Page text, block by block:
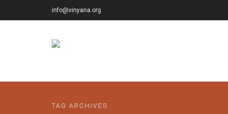
info@vinyana.org
TAG ARCHIVES